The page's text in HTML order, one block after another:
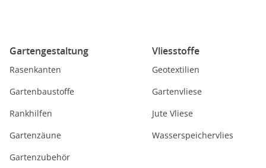
Gartengestaltung
Rasenkanten
Gartenbaustoffe
Rankhilfen
Gartenzäune
Gartenzubehör
Vliesstoffe
Geotextilien
Gartenvliese
Jute Vliese
Wasserspeichervlies